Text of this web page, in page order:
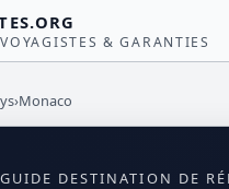
& GARANTIES
›Monaco
DESTINATION DE